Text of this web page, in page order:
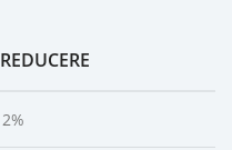
REDUCERE
2%